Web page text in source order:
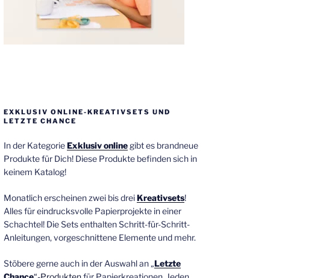
EXKLUSIV ONLINE-KREATIVSETS UND
LETZTE CHANCE
In der KategorieExklusiv onlinegibt es brandneue
Produkte für Dich! Diese Produkte befinden sich in
keinem Katalog!
Monatlich erscheinen zwei bis drei Kreativsets!
Alles für eindrucksvolle Papierprojekte in einer
Schachtel! Die Sets enthalten Schritt-für-Schritt-
Anleitungen, vorgeschnittene Elemente und mehr.
Stöbere gerne auch in der Auswahl an „Letzte